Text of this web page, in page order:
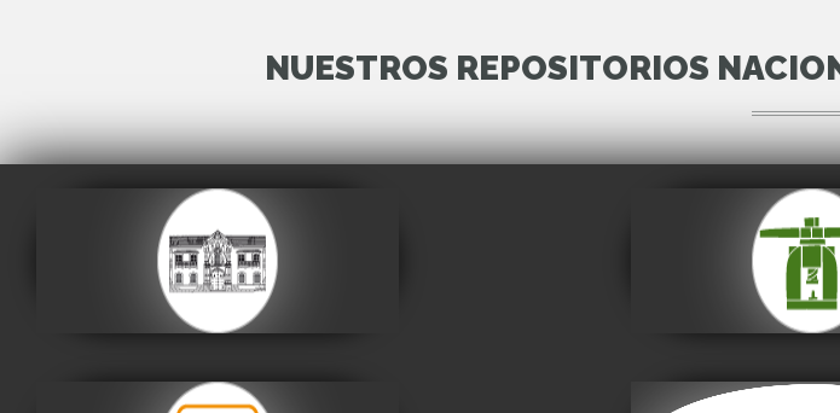
NUESTROS REPOSITORIOS
Casa de la Libertad
Visitar
Visitar